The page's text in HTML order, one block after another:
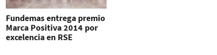
Fundemas entrega premio
Marca Positiva 2014 por
excelencia en RSE